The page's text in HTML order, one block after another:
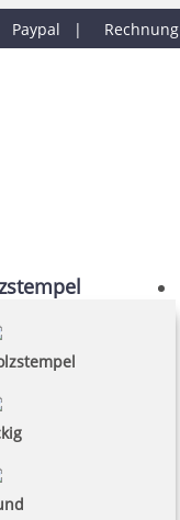
Paypal | Rechnung